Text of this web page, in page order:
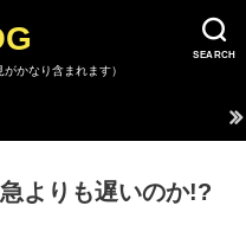
SEARCH
かなり含まれます）
よりも遅いのか!?